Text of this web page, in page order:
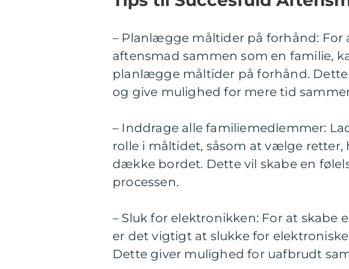
– Planlægge måltider på forhånd: For
aftensmad sammen som en familie,
planlægge måltider på forhånd.
og give mulighed for mere tid
– Inddrage alle familiemedlemmer:
rolle i måltidet, såsom at vælge
dække bordet. Dette vil skabe en
processen.
– Sluk for elektronikken: For at
er det vigtigt at slukke for
Dette giver mulighed for uafbrudt